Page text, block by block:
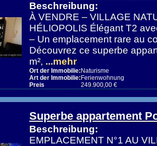
Beschreibung:
À VENDRE – VILLAGE
HÉLIOPOLIS Élégant T2
– Un emplacement rare au
Découvrez ce superbe
m², ...mehr
Ort der Immobilie: Naturisme
Art der Immobilie: Ferienwohnung
Preis
249.900,00 €
Superbe appartement
Beschreibung:
EMPLACEMENT N°1 AU